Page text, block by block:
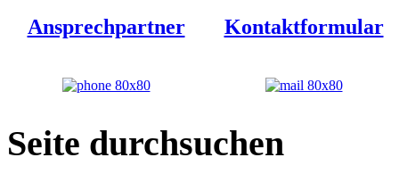
Ansprechpartner Kontaktformular
Seite durchsuchen